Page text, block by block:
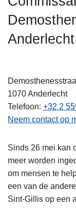
Anderlecht
1070Anderlecht
Telefoon +32 2
Neem contact op
Sinds 26 mei kan
meer worden
om mensen te
een van de
Sint-Gillis op een